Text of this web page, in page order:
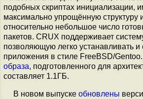
подобных скриптах инициализации,
максимально упрощённую структуру
относительно небольшое число
пакетов. CRUX поддерживает
позволяющую легко устанавливать и
приложения в стиле FreeBSD/
образа, подготовленного для
составляет 1.1ГБ.
В новом выпуске обновлены